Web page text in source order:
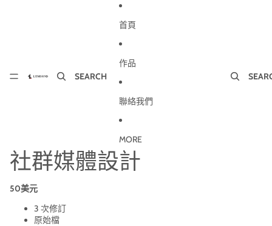
SEARCH
首頁
作品
聯絡我們
MORE
社群媒體設計
50美元
3 次修訂
原始檔